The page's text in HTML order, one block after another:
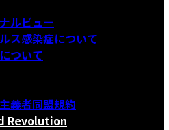
ルビュー
ス感染症について
ついて
義者同盟規約
Revolution